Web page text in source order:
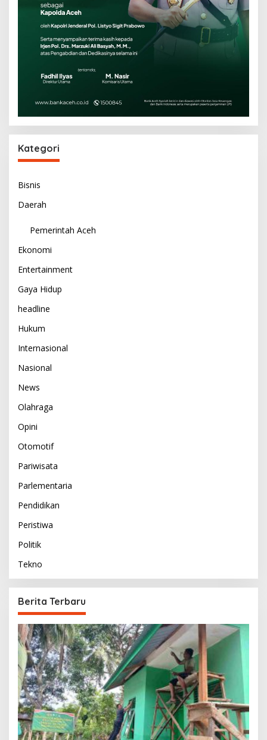
Kategori
Bisnis
Daerah
Pemerintah Aceh
Ekonomi
Entertainment
Gaya Hidup
headline
Hukum
Internasional
Nasional
News
Olahraga
Opini
Otomotif
Pariwisata
Parlementaria
Pendidikan
Peristiwa
Politik
Tekno
Berita Terbaru